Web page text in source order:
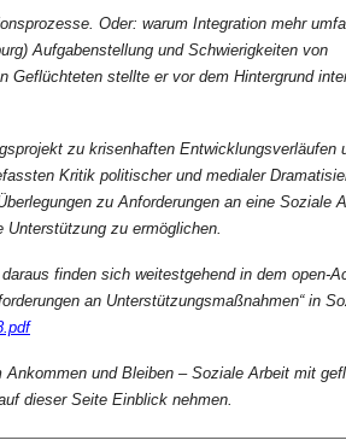
Oder: warum Integration mehr
Aufgabenstellung und Schwierigkeiten von
stellte er vor dem Hintergrund
zu krisenhaften Entwicklungsverläufen
Kritik politischer und medialer
zu Anforderungen an eine Soziale
zu ermöglichen.
finden sich weitestgehend in dem open-
an Unterstützungsmaßnahmen“ in
und Bleiben – Soziale Arbeit mit
dieser Seite Einblick nehmen.